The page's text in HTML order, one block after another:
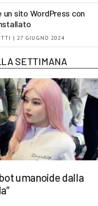
un sito WordPress con
| 27 GIUGNO 2024
SETTIMANA
umanoide dalla